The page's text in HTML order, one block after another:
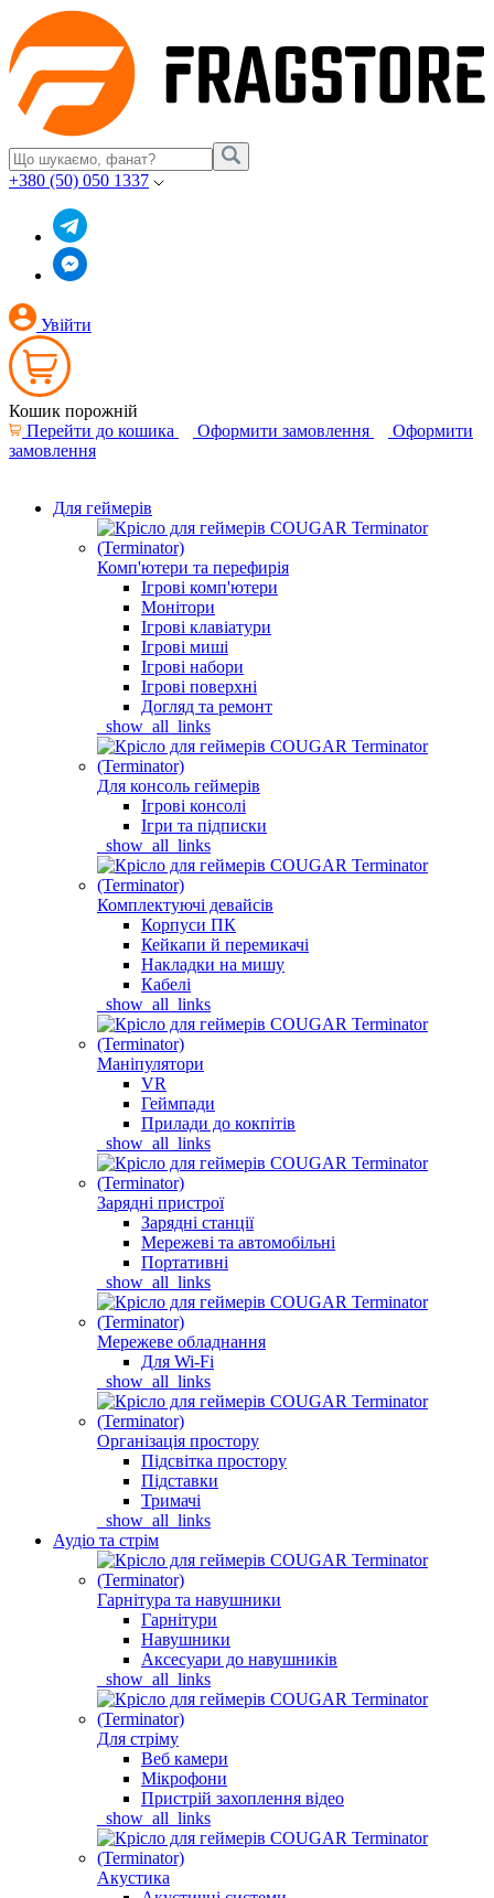
+380 (50) 050 1337
Увійти
Кошик порожній
Перейти до кошика
Оформити замовлення
Оформити
замовлення
Для геймерів
Комп'ютери та перефирія
Ігрові комп'ютери
Монітори
Ігрові клавіатури
Ігрові миші
Ігрові набори
Ігрові поверхні
Догляд та ремонт
_show_all_links
Для консоль геймерів
Ігрові консолі
Ігри та підписки
_show_all_links
Комплектуючі девайсів
Корпуси ПК
Кейкапи й перемикачі
Накладки на мишу
Кабелі
_show_all_links
Маніпулятори
VR
Геймпади
Прилади до кокпітів
_show_all_links
Зарядні пристрої
Зарядні станції
Мережеві та автомобільні
Портативні
_show_all_links
Мережеве обладнання
Для Wi-Fi
_show_all_links
Організація простору
Підсвітка простору
Підставки
Тримачі
_show_all_links
Аудіо та стрім
Гарнітура та навушники
Гарнітури
Навушники
Аксесуари до навушників
_show_all_links
Для стріму
Веб камери
Мікрофони
Пристрій захоплення відео
_show_all_links
Акустика